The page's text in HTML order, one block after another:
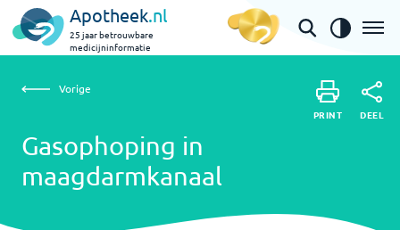
Apotheek.nl
25 jaar betrouwbare
medicijninformatie
Gasophoping in maagdarmkanaal
Vorige
Gasophoping in
maagdarmkanaal
PRINT DEEL